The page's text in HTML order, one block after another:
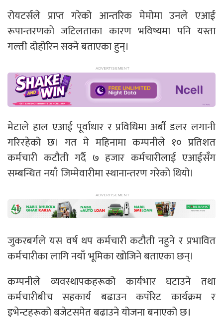
रोयटर्सले प्राप्त गरेको आन्तरिक मेमोमा उनले एआई
रूपान्तरणको जटिलताका कारण भविष्यमा पनि यस्ता
गल्ती दोहोरिन सक्ने बताएका हुन्।
मेटाले हाल एआई पूर्वाधार र प्रविधिमा अर्बौं डलर लगानी
गरिरहेको छ। गत मे महिनामा कम्पनीले १० प्रतिशत
कर्मचारी कटौती गर्दै ७ हजार कर्मचारीलाई एआईसँग
सम्बन्धित नयाँ जिम्मेवारीमा स्थानान्तरण गरेको थियो।
जुकरबर्गले यस वर्ष थप कर्मचारी कटौती नहुने र प्रभावित
कर्मचारीका लागि नयाँ भूमिका खोजिने बताएका छन्।
कम्पनीले व्यवस्थापकहरूको कार्यभार घटाउने तथा
कर्मचारीबीच सहकार्य बढाउन कर्पोरेट कार्यक्रम र
इभेन्टहरूको बजेटसमेत बढाउने योजना बनाएको छ।